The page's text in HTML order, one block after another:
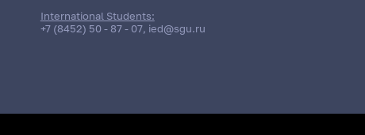
10 июня 2026
Консультация
International Students:
+7 (8452) 50 - 87 - 07, ied@sgu.ru